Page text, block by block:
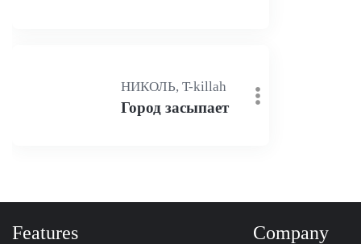
НИКОЛЬ, T-killah
Город засыпает
Features Company